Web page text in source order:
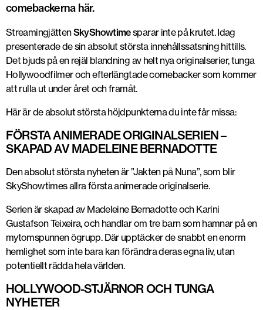
comebackerna här.
StreamingjättenSkyShowtimesparar inte på krutet. Idag
presenterade de sin absolut största innehållssatsning hittills.
Det bjuds på en rejäl blandning av helt nya originalserier, tunga
Hollywoodfilmer och efterlängtade comebacker som kommer
att rulla ut under året och framåt.
Här är de absolut största höjdpunkterna du inte får missa:
FÖRSTA ANIMERADE ORIGINALSERIEN –
SKAPAD AV MADELEINE BERNADOTTE
Den absolut största nyheten är ”Jakten på Nuna”, som blir
SkyShowtimes allra första animerade originalserie.
Serien är skapad av Madeleine Bernadotte och Karini
Gustafson Teixeira, och handlar om tre barn som hamnar på en
mytomspunnen ögrupp. Där upptäcker de snabbt en enorm
hemlighet som inte bara kan förändra deras egna liv, utan
potentiellt rädda hela världen.
HOLLYWOOD-STJÄRNOR OCH TUNGA
NYHETER